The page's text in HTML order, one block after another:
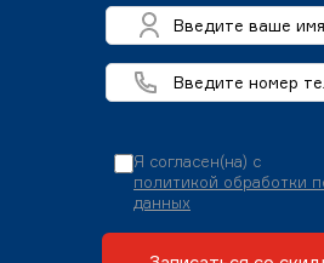
Я согласен(на) с
политикой обработки
данных